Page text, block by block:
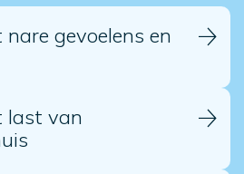
gevoelens en
last van